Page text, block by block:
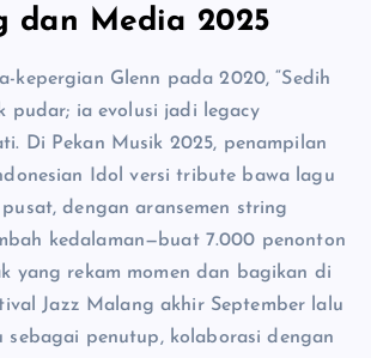
dan Media 2025
kepergian Glenn pada 2020, “Sedih
pudar; ia evolusi jadi legacy
Di Pekan Musik 2025, penampilan
Idol versi tribute bawa lagu
dengan aransemen string
kedalaman—buat 7.000 penonton
yang rekam momen dan bagikan di
Jazz Malang akhir September lalu
sebagai penutup, kolaborasi dengan